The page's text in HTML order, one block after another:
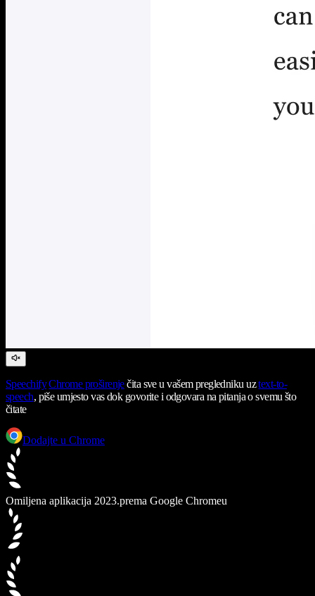
Speechify Chrome proširenječita sve u vašem pregledniku uztext-to-
speech, piše umjesto vas dok govorite i odgovara na pitanja o svemu što
čitate
Dodajte u Chrome
Omiljena aplikacija 2023.prema Google Chromeu